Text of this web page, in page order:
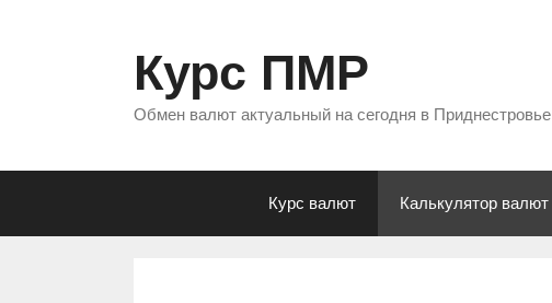
Курс ПМР
Обмен валют актуальный на сегодня в Приднестровье
Курс валют Калькулятор валют